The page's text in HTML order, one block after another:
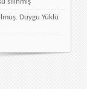
Duygu Yüklü